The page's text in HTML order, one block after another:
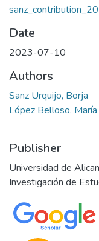
Date
2023-07-10
Authors
Sanz Urquijo, Borja
López Belloso, María
Publisher
Universidad de
Investigación de